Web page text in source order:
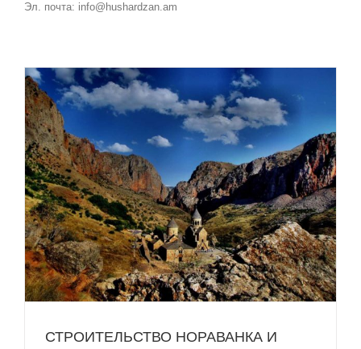
Эл. почта: info@hushardzan.am
СТРОИТЕЛЬСТВО НОРАВАНКА И